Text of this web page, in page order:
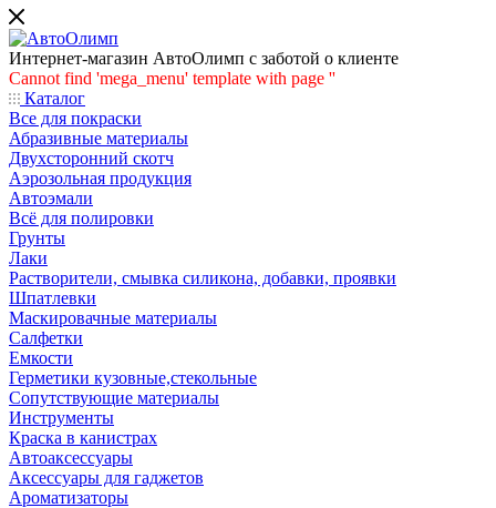
Интернет-магазин АвтоОлимп с заботой о клиенте
Cannot find 'mega_menu' template with page ''
Каталог
Все для покраски
Абразивные материалы
Двухсторонний скотч
Аэрозольная продукция
Автоэмали
Всё для полировки
Грунты
Лаки
Растворители, смывка силикона, добавки, проявки
Шпатлевки
Маскировачные материалы
Салфетки
Емкости
Герметики кузовные,стекольные
Сопутствующие материалы
Инструменты
Краска в канистрах
Автоаксессуары
Аксессуары для гаджетов
Ароматизаторы